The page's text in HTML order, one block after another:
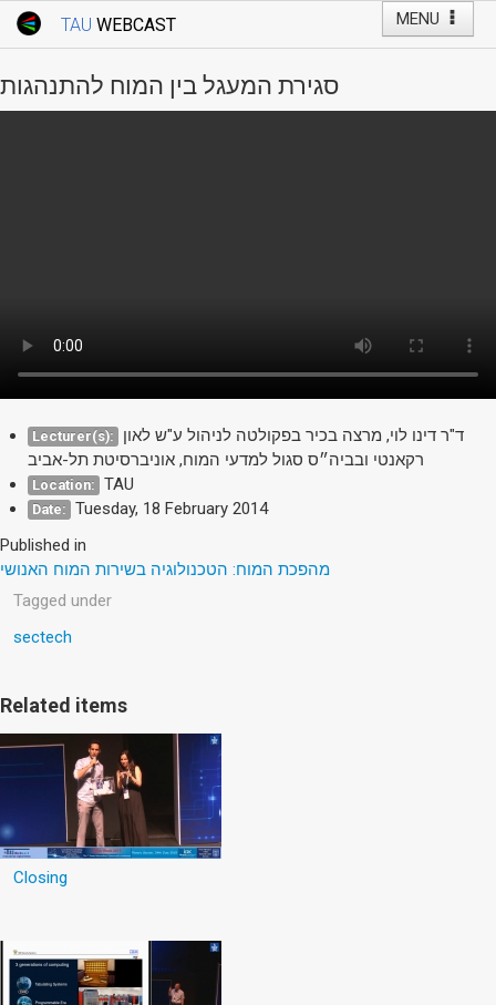
MENU
TAU WEBCAST
Webcast: Courses
Tel Aviv University
סגירת המעגל בין המוח להתנהגות
Lecturer(s):
ד"ר דינו לוי, מרצה בכיר בפקולטה לניהול ע"ש לאון
רקאנטי ובביה״ס סגול למדעי המוח, אוניברסיטת תל-אביב
Location: TAU
Date: Tuesday, 18 February 2014
Published in
מהפכת המוח: הטכנולוגיה בשירות המוח האנושי
Tagged under
sectech
Related items
Closing